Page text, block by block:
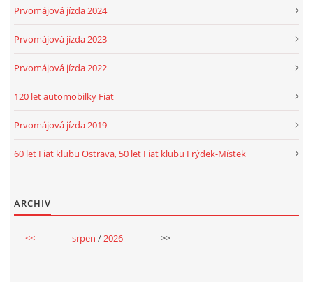
Prvomájová jízda 2024
Prvomájová jízda 2023
Prvomájová jízda 2022
120 let automobilky Fiat
Prvomájová jízda 2019
60 let Fiat klubu Ostrava, 50 let Fiat klubu Frýdek-Místek
ARCHIV
<< srpen / 2026 >>